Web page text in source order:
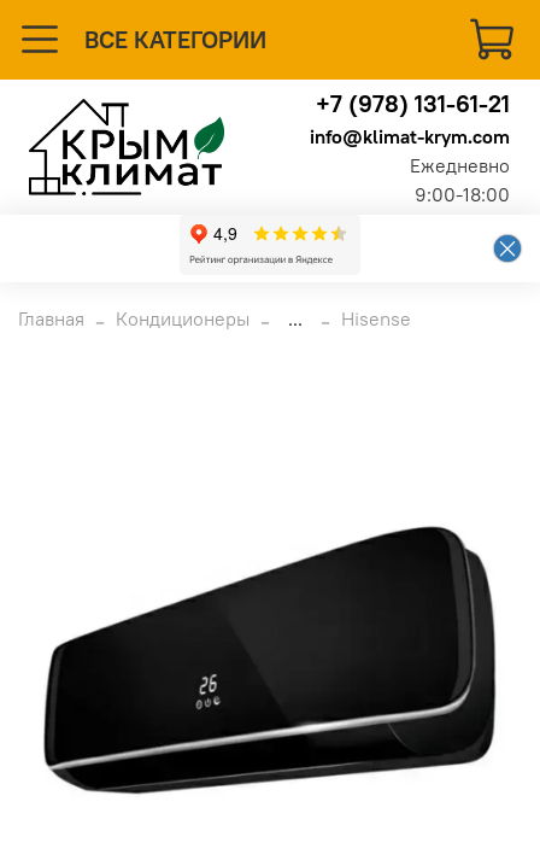
ВСЕ КАТЕГОРИИ
+7 (978) 131-61-21
info@klimat-krym.com
Ежедневно
9:00-18:00
Главная Кондиционеры ... Hisense